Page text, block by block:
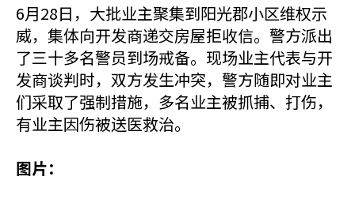
6月28日，大批业主聚集到阳光郡小区维权示
威，集体向开发商递交房屋拒收信。警方派出
了三十多名警员到场戒备。现场业主代表与开
发商谈判时，双方发生冲突，警方随即对业主
们采取了强制措施，多名业主被抓捕、打伤，
有业主因伤被送医救治。
图片：